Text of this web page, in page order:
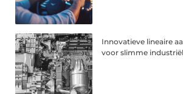
Innovatieve lineaire
voor slimme